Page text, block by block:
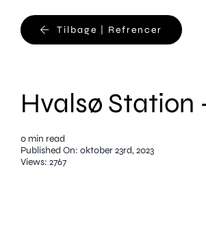
Tilbage | Refrencer
Hvalsø Station
0 min read
Published On: oktober 23rd, 2023
Views: 2767